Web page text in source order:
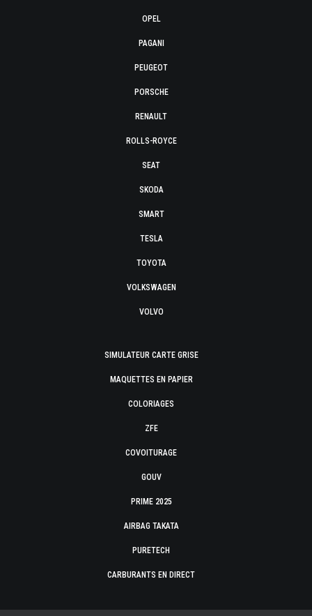
OPEL
PAGANI
PEUGEOT
PORSCHE
RENAULT
ROLLS-ROYCE
SEAT
SKODA
SMART
TESLA
TOYOTA
VOLKSWAGEN
VOLVO
SIMULATEUR CARTE GRISE
MAQUETTES EN PAPIER
COLORIAGES
ZFE
COVOITURAGE
GOUV
PRIME 2025
AIRBAG TAKATA
PURETECH
CARBURANTS EN DIRECT